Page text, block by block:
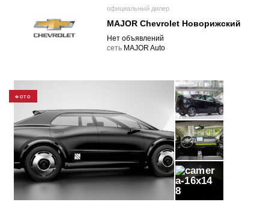
официальный дилер
MAJOR Chevrolet Новорижский
Нет объявлений
cеть MAJOR Auto
ФОТО
8